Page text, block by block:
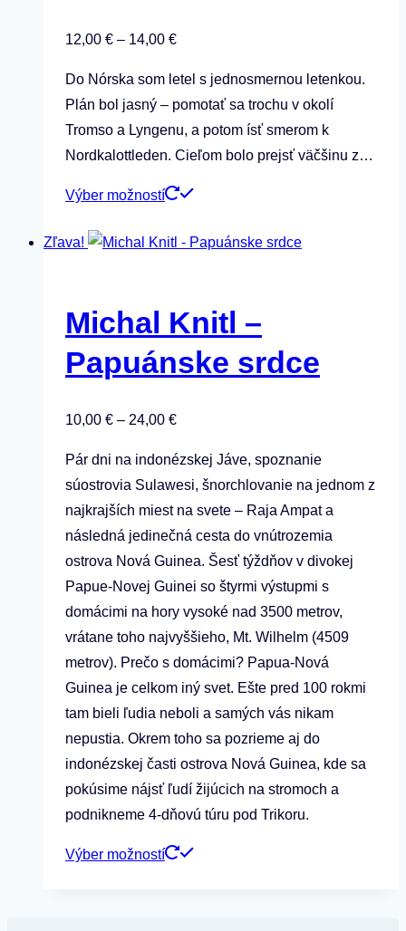
12,00 € – 14,00 €Price
12,00 €
through
14,00 €
Do Nórska som letel s jednosmernou letenkou.
Plán bol jasný – pomotať sa trochu v okolí
Tromso a Lyngenu, a potom ísť smerom k
Nordkalottleden. Cieľom bolo prejsť väčšinu z…
Výber možností
Tento
má
Možnosti
môžete
Zľava!
Michal Knitl –
Papuánske srdce
10,00 € – 24,00 €Price
10,00 €
through
24,00 €
Pár dni na indonézskej Jáve, spoznanie
súostrovia Sulawesi, šnorchlovanie na jednom z
najkrajších miest na svete – Raja Ampat a
následná jedinečná cesta do vnútrozemia
ostrova Nová Guinea. Šesť týždňov v divokej
Papue-Novej Guinei so štyrmi výstupmi s
domácimi na hory vysoké nad 3500 metrov,
vrátane toho najvyššieho, Mt. Wilhelm (4509
metrov). Prečo s domácimi? Papua-Nová
Guinea je celkom iný svet. Ešte pred 100 rokmi
tam bieli ľudia neboli a samých vás nikam
nepustia. Okrem toho sa pozrieme aj do
indonézskej časti ostrova Nová Guinea, kde sa
pokúsime nájsť ľudí žijúcich na stromoch a
podnikneme 4-dňovú túru pod Trikoru.
Výber možností
Tento